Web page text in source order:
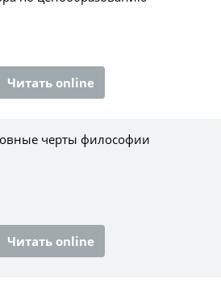
Читать online
черты философии
Читать online